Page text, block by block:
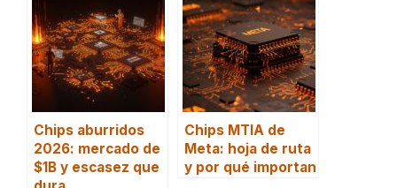
Chips aburridos
2026: mercado de
$1B y escasez que
Chips MTIA de
Meta: hoja de ruta
y por qué importan